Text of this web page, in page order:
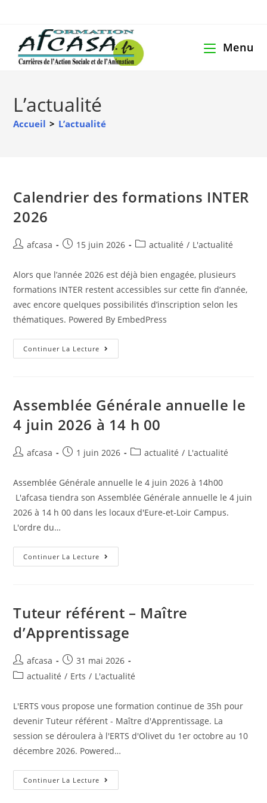
Menu
L’actualité
Accueil > L’actualité
Calendrier des formations INTER
2026
afcasa 15 juin 2026 actualité / L'actualité
Alors que l’année 2026 est déjà bien engagée, plusieurs
formations INTER restent accessibles sur cette fin d’année,
avec encore quelques possibilités d’inscription selon les
thématiques. Powered By EmbedPress
Continuer La Lecture
Assemblée Générale annuelle le
4 juin 2026 à 14 h 00
afcasa 1 juin 2026 actualité / L'actualité
Assemblée Générale annuelle le 4 juin 2026 à 14h00
L'afcasa tiendra son Assemblée Générale annuelle le 4 juin
2026 à 14 h 00 dans les locaux d'Eure-et-Loir Campus.
L'ordre du…
Continuer La Lecture
Tuteur référent – Maître
d’Apprentissage
afcasa
31 mai 2026
actualité / Erts / L'actualité
L'ERTS vous propose une formation continue de 35h pour
devenir Tuteur référent - Maître d'Apprentissage. La
session se déroulera à l'ERTS d'Olivet du 1er octobre au 10
décembre 2026. Powered…
Continuer La Lecture